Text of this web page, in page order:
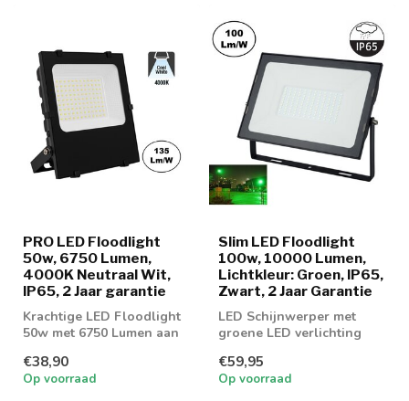
PRO LED Floodlight
50w, 6750 Lumen,
4000K Neutraal Wit,
IP65, 2 Jaar garantie
Krachtige LED Floodlight
50w met 6750 Lumen aan
€38,90
Op voorraad
Slim LED Floodlight
100w, 10000 Lumen,
Lichtkleur: Groen, IP65,
Zwart, 2 Jaar Garantie
LED Schijnwerper met
groene LED verlichting
€59,95
Op voorraad